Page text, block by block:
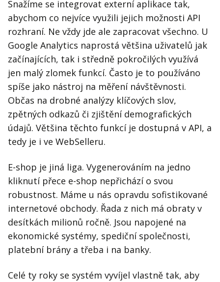
Snažíme se integrovat externí aplikace tak,
abychom co nejvíce využili jejich možnosti API
rozhraní. Ne vždy jde ale zapracovat všechno. U
Google Analytics naprostá většina uživatelů jak
začínajících, tak i středně pokročilých využívá
jen malý zlomek funkcí. Často je to používáno
spíše jako nástroj na měření návštěvnosti.
Občas na drobné analýzy klíčových slov,
zpětných odkazů či zjištění demografických
údajů. Většina těchto funkcí je dostupná v API, a
tedy je i ve WebSelleru.
E-shop je jiná liga. Vygenerováním na jedno
kliknutí přece e-shop nepřichází o svou
robustnost. Máme u nás opravdu sofistikované
internetové obchody. Řada z nich má obraty v
desítkách milionů ročně. Jsou napojené na
ekonomické systémy, spediční společnosti,
platební brány a třeba i na banky.
Celé ty roky se systém vyvíjel vlastně tak, aby